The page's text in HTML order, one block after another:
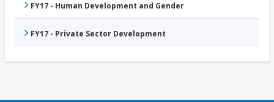
FY17 - Human Development and Gender
FY17 - Private Sector Development